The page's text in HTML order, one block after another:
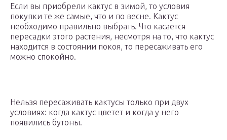
Если вы приобрели кактус в зимой, то условия
покупки те же самые, что и по весне. Кактус
необходимо правильно выбрать. Что касается
пересадки этого растения, несмотря на то, что кактус
находится в состоянии покоя, то пересаживать его
можно спокойно.
Нельзя пересаживать кактусы только при двух
условиях: когда кактус цветет и когда у него
появились бутоны.